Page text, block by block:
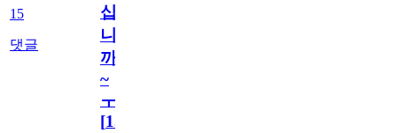
15
댓글
십
니
까
~
ㅜ
[15